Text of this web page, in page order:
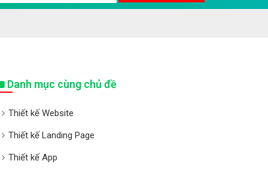
Danh mục cùng chủ đề
Thiết kế Website
Thiết kế Landing Page
Thiết kế App